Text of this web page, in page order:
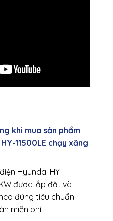
khi mua sản phẩm
11500LE chạy xăng
Hyundai HY
được lắp đặt và
đúng tiêu chuẩn
miễn phí.